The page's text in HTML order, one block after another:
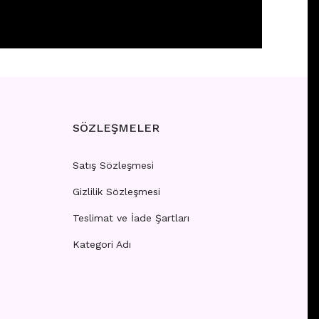
girişi yapınız.
SÖZLEŞMELER
Satış Sözleşmesi
Gizlilik Sözleşmesi
Teslimat ve İade Şartları
Kategori Adı